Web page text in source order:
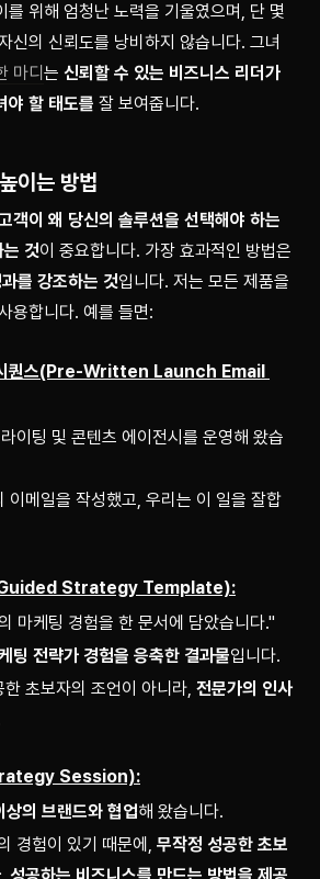
를 위해 엄청난 노력을 기울였으며, 단 몇
신의 신뢰도를 낭비하지 않습니다. 그녀
마디 는 신뢰할 수 있는 비즈니스 리더가
야 할 태도를 잘 보여줍니다.
이는 방법
객이 왜 당신의 솔루션을 선택해야 하는
는 것
를 강조하는 것입니다. 저는 모든 제품을
용합니다. 예를 들면:
시퀀스(Pre-Written Launch Email
이팅 및 콘텐츠 에이전시를 운영해 왔습
이메일을 작성했고, 우리는 이 일을 잘합
(Guided Strategy Template):
마케팅 경험을 한 문서에 담았습니다."
팅 전략가 경험을 응축한 결과물입니다.
초보자의 조언이 아니라, 전문가의 인사
Session):
의 브랜드와 협업해 왔습니다.
경험이 있기 때문에, 무작정 성공한 초보